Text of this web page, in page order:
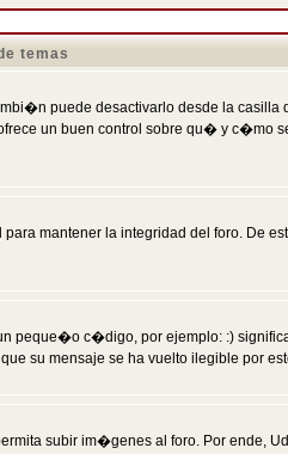
temas
puede desactivarlo desde la
un buen control sobre qu� y
mantener la integridad del foro. De
c�digo, por ejemplo: :)
su mensaje se ha vuelto ilegible por
subir im�genes al foro. Por ende,